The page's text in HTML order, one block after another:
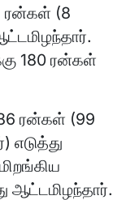
ரன்கள் (8
180 ரன்கள்
ரன்கள் (99
எடுத்து
ஆட்டமிழந்தார்.